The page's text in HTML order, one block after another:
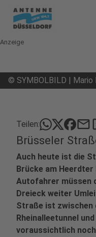
Anzeige
© SYMBOLBILD |
Teilen: mail
Brüsseler
Auch heute ist die
Brücke am
Autofahrer müssen
Dreieck weiter
Straße ist zwischen
Rheinalleetunnel
voraussichtlich